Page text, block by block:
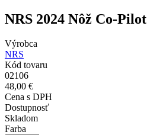
NRS 2024 Nôž Co-Pilot
Výrobca
NRS
Kód tovaru
02106
48,00 €
Cena s DPH
Dostupnosť
Skladom
Farba